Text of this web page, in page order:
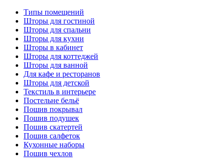
Типы помещений
Шторы для гостиной
Шторы для спальни
Шторы для кухни
Шторы в кабинет
Шторы для коттеджей
Шторы для ванной
Для кафе и ресторанов
Шторы для детской
Текстиль в интерьере
Постельне бельё
Пошив покрывал
Пошив подушек
Пошив скатертей
Пошив салфеток
Кухонные наборы
Пошив чехлов